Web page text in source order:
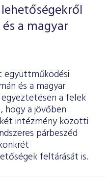
a magyar
együttműködési
és a magyar
a felek
hogy a jövőben
intézmény közötti
párbeszéd
feltárását is.